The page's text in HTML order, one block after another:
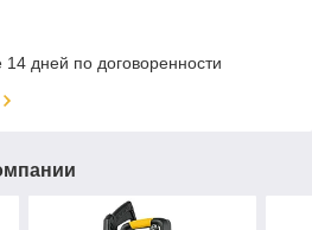
14 дней по договоренности